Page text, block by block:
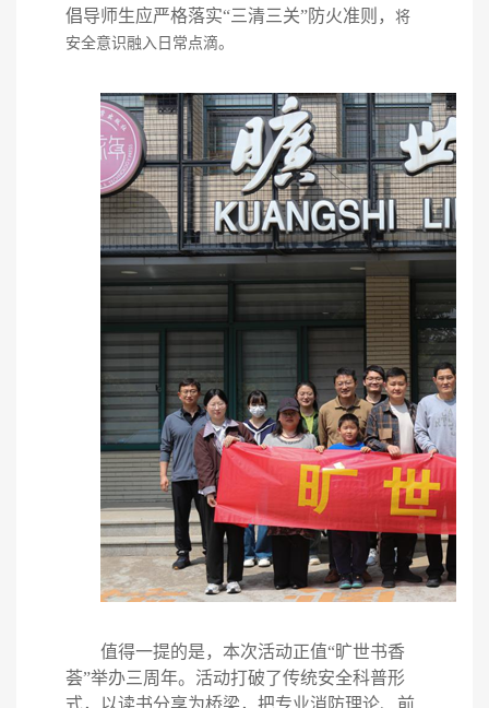
倡导师生应严格落实“三清三关”防火准则， 将
安全意识融入日常点滴。
值得一提的是，本次活动正值“旷世书香
荟”举办三周年。活动打破了传统安全科普形
式，以读书分享为桥梁，把专业消防理论、前